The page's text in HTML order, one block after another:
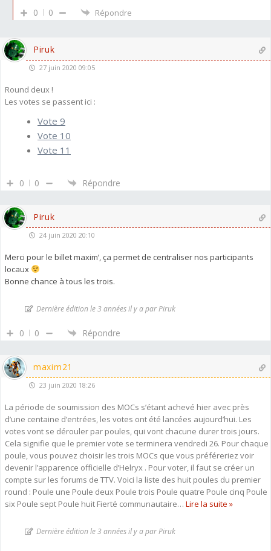
0 0 Répondre
Piruk
27 juin 2020 09:05
Round deux !
Les votes se passent ici :
Vote 9
Vote 10
Vote 11
0 0 Répondre
Piruk
24 juin 2020 20:10
Merci pour le billet maxim’, ça permet de centraliser nos participants
locaux
Bonne chance à tous les trois.
Dernière édition le 3 années il y a par Piruk
0 0 Répondre
maxim21
23 juin 2020 18:26
La période de soumission des MOCs s’étant achevé hier avec près
d’une centaine d’entrées, les votes ont été lancées aujourd’hui. Les
votes vont se dérouler par poules, qui vont chacune durer trois jours.
Cela signifie que le premier vote se terminera vendredi 26. Pour chaque
poule, vous pouvez choisir les trois MOCs que vous préféreriez voir
devenir l’apparence officielle d’Helryx . Pour voter, il faut se créer un
compte sur les forums de TTV. Voici la liste des huit poules du premier
round : Poule une Poule deux Poule trois Poule quatre Poule cinq Poule
six Poule sept Poule huit Fierté communautaire… Lire la suite »
Dernière édition le 3 années il y a par Piruk